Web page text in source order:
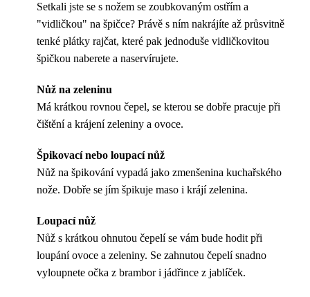
Setkali jste se s nožem se zoubkovaným ostřím a
"vidličkou" na špičce? Právě s ním nakrájíte až průsvitně
tenké plátky rajčat, které pak jednoduše vidličkovitou
špičkou naberete a naservírujete.
Nůž na zeleninu
Má krátkou rovnou čepel, se kterou se dobře pracuje při
čištění a krájení zeleniny a ovoce.
Špikovací nebo loupací nůž
Nůž na špikování vypadá jako zmenšenina kuchařského
nože. Dobře se jím špikuje maso i krájí zelenina.
Loupací nůž
Nůž s krátkou ohnutou čepelí se vám bude hodit při
loupání ovoce a zeleniny. Se zahnutou čepelí snadno
vyloupnete očka z brambor i jádřince z jablíček.